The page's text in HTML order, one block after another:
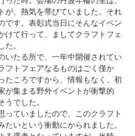
が、熱気を帯びていました。それ
です。表彰式当日にそんなイベン
けて行って、ましてクラフトフェ
。
いたる所で、一年中開催されてい
フトフェアなるものはごく僅か
たころですから、情報もなく、初
が集まる野外イベントが衝撃的
でした。
っていましたので、このクラフト
いという衝動にかられました。